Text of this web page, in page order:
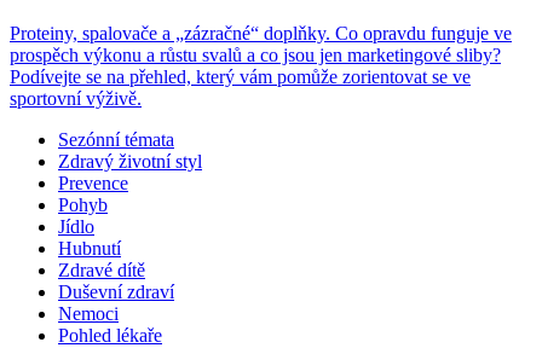
Proteiny, spalovače a „zázračné“ doplňky. Co opravdu funguje ve
prospěch výkonu a růstu svalů a co jsou jen marketingové sliby?
Podívejte se na přehled, který vám pomůže zorientovat se ve
sportovní výživě.
Sezónní témata
Zdravý životní styl
Prevence
Pohyb
Jídlo
Hubnutí
Zdravé dítě
Duševní zdraví
Nemoci
Pohled lékaře